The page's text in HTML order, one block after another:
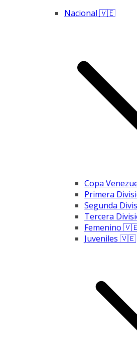
Nacional 🇻🇪
Copa
Primera
Segunda
Tercera
Femenino
Juveniles 🇻🇪